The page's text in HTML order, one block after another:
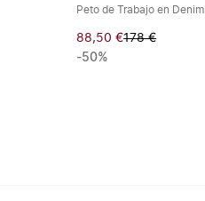
Peto de Trabajo en Denim
88,50 €178 €
-50%